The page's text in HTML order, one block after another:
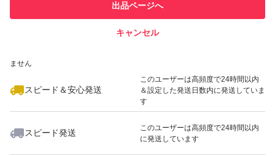
での取引実績があります
ません
スピード＆安心発送
このユーザーは高頻度で24時間以内
＆設定した発送日数内に発送していま
す
スピード発送
このユーザーは高頻度で24時間以内
に発送しています
出品ページへ
キャンセル
いいね！
558